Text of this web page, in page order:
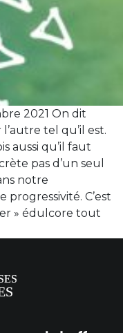
2021 On dit
tel qu’il est.
aussi qu’il faut
pas d’un seul
notre
C’est
» édulcore tout